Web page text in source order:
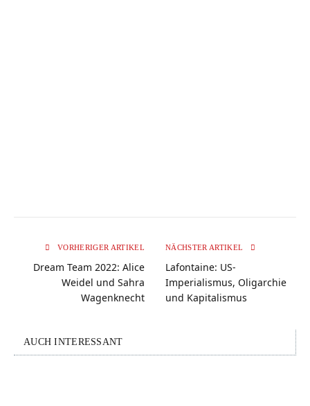
VORHERIGER ARTIKEL
Dream Team 2022: Alice
Weidel und Sahra
Wagenknecht
NÄCHSTER ARTIKEL
Lafontaine: US-
Imperialismus, Oligarchie
und Kapitalismus
AUCH INTERESSANT